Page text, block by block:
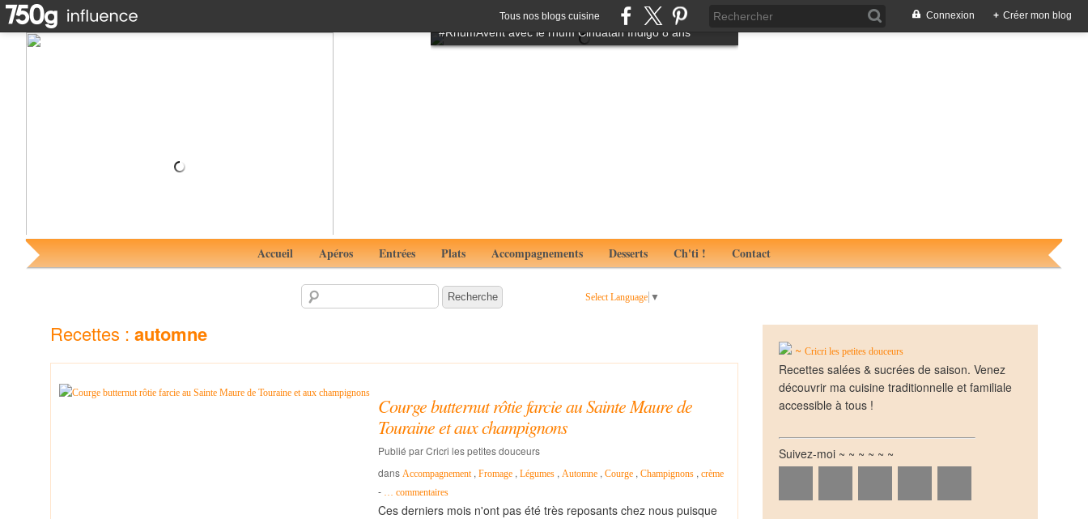
Tous nos blogs cuisine Connexion + Créer mon blog
Tartare de boeuf à l'italienne aux notes de truffes
#RhumAvent avec le rhum Cihuatan Indigo 8 ans
Accueil Apéros Entrées Plats Accompagnements Desserts Ch'ti ! Contact
Select Language ▼
Recettes : automne
Courge butternut rôtie farcie au Sainte Maure de
Touraine et aux champignons
Publié par Cricri les petites douceurs
dans Accompagnement , Fromage , Légumes , Automne , Courge , Champignons , crème
- … commentaires
Ces derniers mois n'ont pas été très reposants chez nous puisque
~ Cricri les petites douceurs
Recettes salées & sucrées de saison. Venez
découvrir ma cuisine traditionnelle et familiale
accessible à tous !
Suivez-moi ~ ~ ~ ~ ~ ~